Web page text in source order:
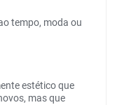
tempo, moda ou
estético que
mas que